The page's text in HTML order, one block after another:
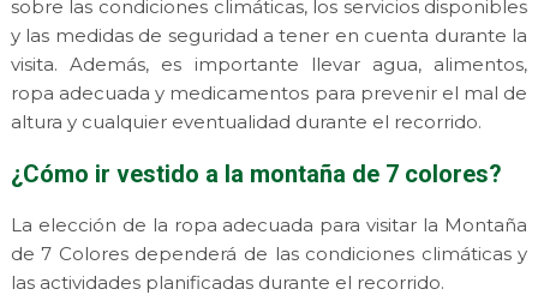
sobre las condiciones climáticas, los servicios disponibles
y las medidas de seguridad a tener en cuenta durante la
visita. Además, es importante llevar agua, alimentos,
ropa adecuada y medicamentos para prevenir el mal de
altura y cualquier eventualidad durante el recorrido.
¿Cómo ir vestido a la montaña de 7 colores?
La elección de la ropa adecuada para visitar la Montaña
de 7 Colores dependerá de las condiciones climáticas y
las actividades planificadas durante el recorrido.